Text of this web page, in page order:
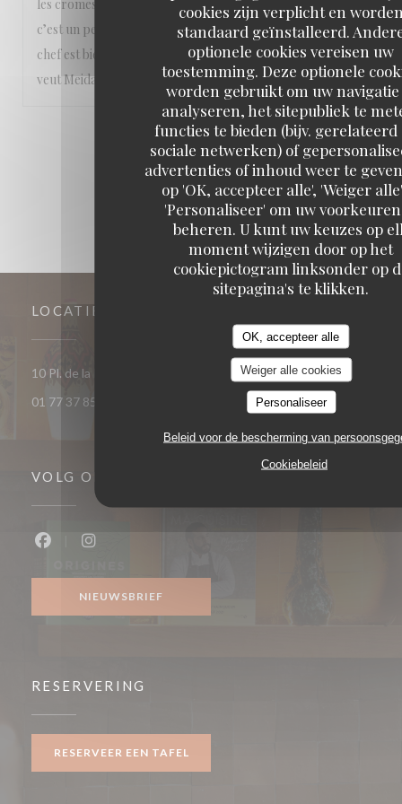
cookies zijn verplicht en
standaard geïnstalleerd.
optionele cookies vereisen uw
toestemming. Deze optionele
worden gebruikt om uw
analyseren, het sitepubliek te
functies te bieden (bijv. gerelateerd
sociale netwerken) of
advertenties of inhoud weer te
op 'OK, accepteer alle', 'Weiger
'Personaliseer' om uw
beheren. U kunt uw keuzes op
moment wijzigen door op het
cookiepictogram linksonder op
sitepagina's te klikken.
OK, accepteer alle
Weiger alle cookies
Personaliseer
Beleid voor de bescherming van
Cookiebeleid
les cromesquis de courgette et la pavlova. Un seul regret:
c’est un peu loin de la maison :) et c’est injuste. Mohamed le
chef est bien Montreuillois d’origine non?! Nous aussi on
veut Meida à Montreuil. Bravo
1 2 3
LOCATIE
10 Pl. de la République 93400 Saint-Ouen-sur-Seine((opent in
01 77 37 85 33
VOLG ONS
NIEUWSBRIEF
RESERVERING
RESERVEER EEN TAFEL